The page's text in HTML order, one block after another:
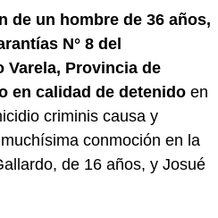
de un hombre de 36 años,
N° 8 del
Varela, Provincia de
en calidad de detenido en
criminis causa y
conmoción en la
de 16 años, y Josué